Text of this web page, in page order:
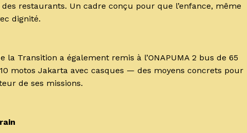
restaurants. Un cadre conçu pour que l’enfance, même
dignité.
la Transition a également remis à l’ONAPUMA 2 bus de 65
motos Jakarta avec casques — des moyens concrets pour
de ses missions.